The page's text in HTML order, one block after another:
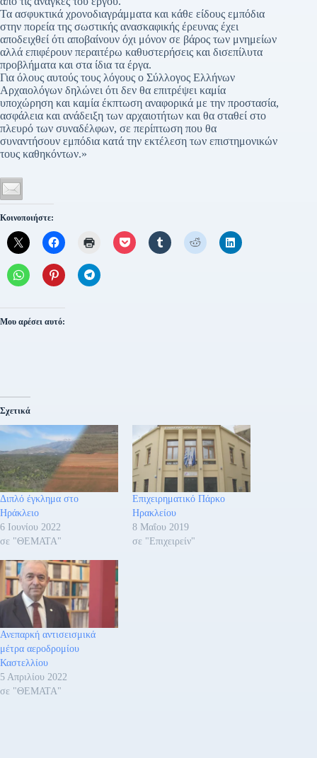
Τα ασφυκτικά χρονοδιαγράμματα και κάθε είδους εμπόδια
στην πορεία της σωστικής ανασκαφικής έρευνας έχει
αποδειχθεί ότι αποβαίνουν όχι μόνον σε βάρος των μνημείων
αλλά επιφέρουν περαιτέρω καθυστερήσεις και δισεπίλυτα
προβλήματα και στα ίδια τα έργα.
Για όλους αυτούς τους λόγους ο Σύλλογος Ελλήνων
Αρχαιολόγων δηλώνει ότι δεν θα επιτρέψει καμία
υποχώρηση και καμία έκπτωση αναφορικά με την προστασία,
ασφάλεια και ανάδειξη των αρχαιοτήτων και θα σταθεί στο
πλευρό των συναδέλφων, σε περίπτωση που θα
συναντήσουν εμπόδια κατά την εκτέλεση των επιστημονικών
τους καθηκόντων.»
Κοινοποιήστε:
Μου αρέσει αυτό:
Σχετικά
Διπλό έγκλημα στο
Ηράκλειο
6 Ιουνίου 2022
σε "ΘΕΜΑΤΑ"
Επιχειρηματικό Πάρκο
Ηρακλείου
8 Μαΐου 2019
σε "Επιχειρείν"
Ανεπαρκή αντισεισμικά
μέτρα αεροδρομίου
Καστελλίου
5 Απριλίου 2022
σε "ΘΕΜΑΤΑ"